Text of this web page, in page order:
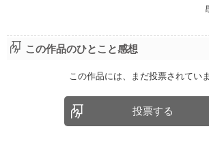
この作品のひとこと感想
この作品には、まだ投票されていま
投票する